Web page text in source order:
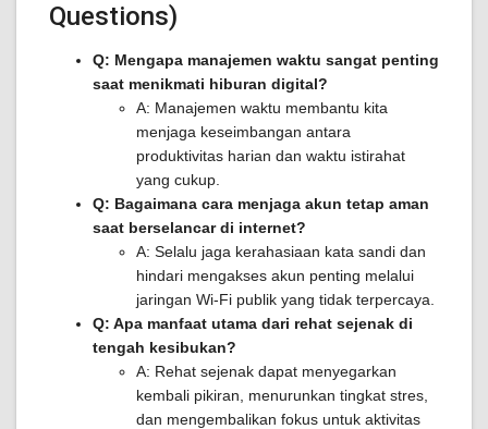
Questions)
Q: Mengapa manajemen waktu sangat penting
saat menikmati hiburan digital?
A: Manajemen waktu membantu kita
menjaga keseimbangan antara
produktivitas harian dan waktu istirahat
yang cukup.
Q: Bagaimana cara menjaga akun tetap aman
saat berselancar di internet?
A: Selalu jaga kerahasiaan kata sandi dan
hindari mengakses akun penting melalui
jaringan Wi-Fi publik yang tidak terpercaya.
Q: Apa manfaat utama dari rehat sejenak di
tengah kesibukan?
A: Rehat sejenak dapat menyegarkan
kembali pikiran, menurunkan tingkat stres,
dan mengembalikan fokus untuk aktivitas